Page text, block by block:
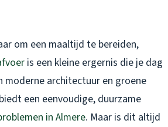
om een maaltijd te bereiden,
is een kleine ergernis die je dag
moderne architectuur en groene
een eenvoudige, duurzame
in Almere. Maar is dit altijd